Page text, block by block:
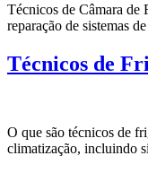
Técnicos de Câmara de
reparação de sistemas
Técnicos de
O que são técnicos de
climatização, incluindo